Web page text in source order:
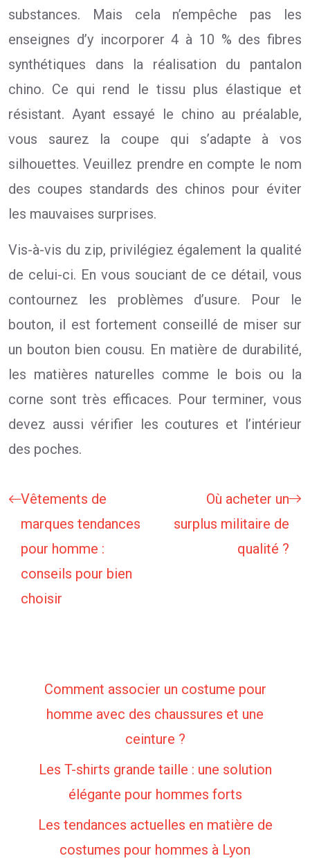
substances. Mais cela n’empêche pas les
enseignes d’y incorporer 4 à 10 % des fibres
synthétiques dans la réalisation du pantalon
chino. Ce qui rend le tissu plus élastique et
résistant. Ayant essayé le chino au préalable,
vous saurez la coupe qui s’adapte à vos
silhouettes. Veuillez prendre en compte le nom
des coupes standards des chinos pour éviter
les mauvaises surprises.
Vis-à-vis du zip, privilégiez également la qualité
de celui-ci. En vous souciant de ce détail, vous
contournez les problèmes d’usure. Pour le
bouton, il est fortement conseillé de miser sur
un bouton bien cousu. En matière de durabilité,
les matières naturelles comme le bois ou la
corne sont très efficaces. Pour terminer, vous
devez aussi vérifier les coutures et l’intérieur
des poches.
Vêtements de
marques tendances
pour homme :
conseils pour bien
choisir
Où acheter un
surplus militaire de
qualité ?
Comment associer un costume pour
homme avec des chaussures et une
ceinture ?
Les T-shirts grande taille : une solution
élégante pour hommes forts
Les tendances actuelles en matière de
costumes pour hommes à Lyon